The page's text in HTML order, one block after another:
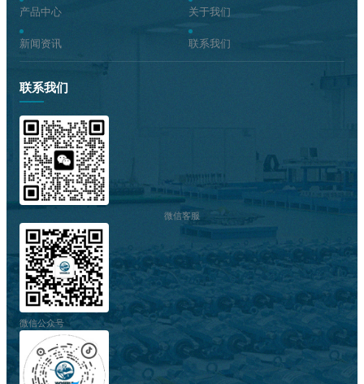
产品中心
新闻资讯
关于我们
联系我们
联系我们
微信客服
微信公众号